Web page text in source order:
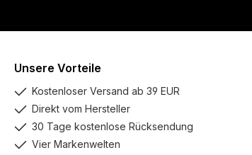
Unsere Vorteile
Kostenloser Versand ab 39 EUR
Direkt vom Hersteller
30 Tage kostenlose Rücksendung
Vier Markenwelten